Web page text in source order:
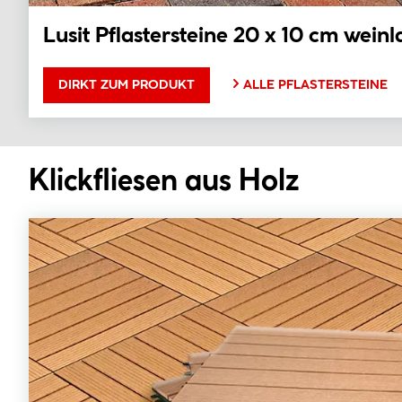
Lusit Pflastersteine 20 x 10 cm
DIRKT ZUM PRODUKT ALLE PFLASTERSTEINE
Klickfliesen aus Holz